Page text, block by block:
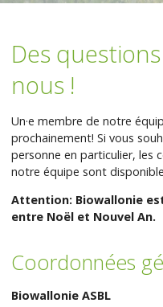
Des
nous !
Un·e membre de notre
prochainement! Si vous
personne en particulier, les
notre équipe sont
Attention: Biowallonie
entre Noël et Nouvel An.
Coordonnées
Biowallonie ASBL